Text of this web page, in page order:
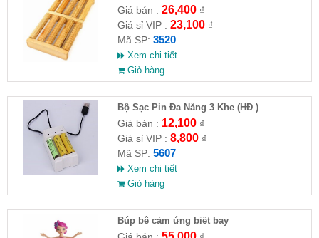
Giá bán : 26,400₫
Giá sỉ VIP : 23,100₫
Mã SP: 3520
Xem chi tiết
Giỏ hàng
Bộ Sạc Pin Đa Năng 3 Khe (HĐ )
Giá bán : 12,100₫
Giá sỉ VIP : 8,800₫
Mã SP: 5607
Xem chi tiết
Giỏ hàng
​Búp bê cảm ứng biết bay